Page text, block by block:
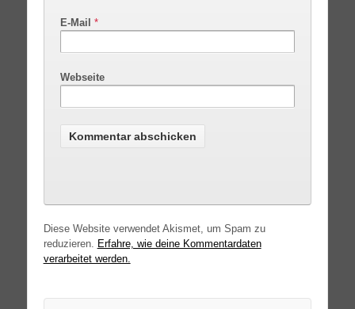
E-Mail *
Webseite
Diese Website verwendet Akismet, um Spam zu
reduzieren. Erfahre, wie deine Kommentardaten
verarbeitet werden.